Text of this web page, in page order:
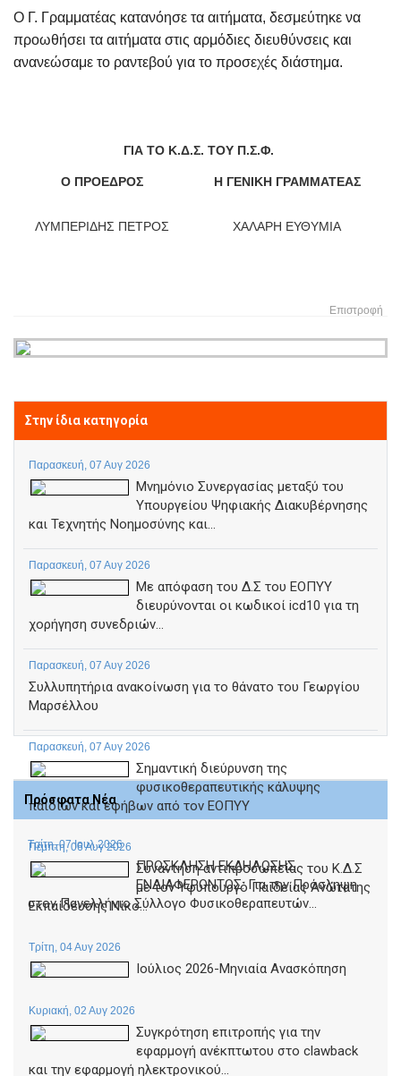
Ο Γ. Γραμματέας κατανόησε τα αιτήματα, δεσμεύτηκε να
προωθήσει τα αιτήματα στις αρμόδιες διευθύνσεις και
ανανεώσαμε το ραντεβού για το προσεχές διάστημα.
ΓΙΑ ΤΟ Κ.Δ.Σ. ΤΟΥ Π.Σ.Φ.
Ο ΠΡΟΕΔΡΟΣ Η ΓΕΝΙΚΗ ΓΡΑΜΜΑΤΕΑΣ
ΛΥΜΠΕΡΙΔΗΣ ΠΕΤΡΟΣ ΧΑΛΑΡΗ ΕΥΘΥΜΙΑ
Επιστροφή
Στην ίδια κατηγορία
Παρασκευή, 07 Αυγ 2026
Μνημόνιο Συνεργασίας μεταξύ του
Υπουργείου Ψηφιακής Διακυβέρνησης
και Τεχνητής Νοημοσύνης και...
Παρασκευή, 07 Αυγ 2026
Με απόφαση του Δ.Σ του ΕΟΠΥΥ
διευρύνονται οι κωδικοί icd10 για τη
χορήγηση συνεδριών...
Παρασκευή, 07 Αυγ 2026
Συλλυπητήρια ανακοίνωση για το θάνατο του Γεωργίου
Μαρσέλλου
Παρασκευή, 07 Αυγ 2026
Σημαντική διεύρυνση της
φυσικοθεραπευτικής κάλυψης
παιδιών και εφήβων από τον ΕΟΠΥΥ
Πέμπτη, 06 Αυγ 2026
Συνάντηση αντιπροσωπείας του Κ.Δ.Σ
με τον Υφυπουργό Παιδείας Ανώτατης
Εκπαίδευσης Νίκο...
Τρίτη, 04 Αυγ 2026
Ιούλιος 2026-Μηνιαία Ανασκόπηση
Κυριακή, 02 Αυγ 2026
Συγκρότηση επιτροπής για την
εφαρμογή ανέκπτωτου στο clawback
και την εφαρμογή ηλεκτρονικού...
Πρόσφατα Νέα
Τρίτη, 07 Ιουλ 2026
ΠΡΟΣΚΛΗΣΗ ΕΚΔΗΛΩΣΗΣ
ΕΝΔΙΑΦΕΡΟΝΤΟΣ: Για την Πρόσληψη
στον Πανελλήνιο Σύλλογο Φυσικοθεραπευτών...